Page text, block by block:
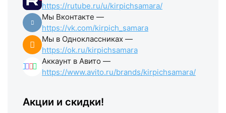
https://rutube.ru/u/kirpichsamara/
Мы Вконтакте —
https://vk.com/kirpich_samara
Мы в Одноклассниках —
https://ok.ru/kirpichsamara
Аккаунт в Авито —
https://www.avito.ru/brands/kirpichsamara/
Акции и скидки!